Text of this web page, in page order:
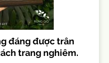
đáng được trân
trang nghiêm.